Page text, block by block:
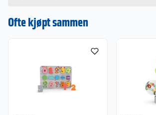
en omtale.
Ofte kjøpt sammen